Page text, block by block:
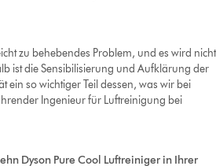
zu behebendes Problem, und es wird nicht
ist die Sensibilisierung und Aufklärung der
ein so wichtiger Teil dessen, was wir bei
Ingenieur für Luftreinigung bei
Dyson Pure Cool Luftreiniger in Ihrer